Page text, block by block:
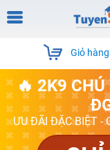
Giỏ hàng
🔥 2K9
ƯU ĐÃI ĐẶC BIỆT -